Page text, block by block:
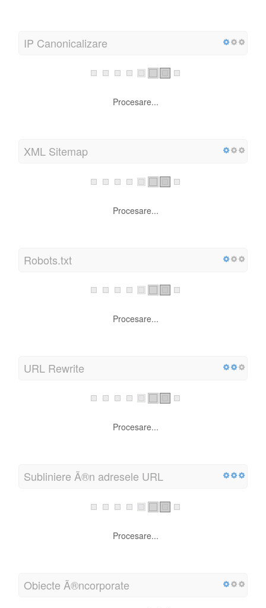
IP Canonicalizare
Procesare...
XML Sitemap
Procesare...
Robots.txt
Procesare...
URL Rewrite
Procesare...
Subliniere Ã®n adresele URL
Procesare...
Obiecte Ã®ncorporate